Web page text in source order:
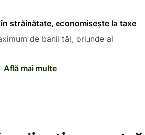
străinătate, economisește la taxe
de banii tăi, oriunde ai
Află mai multe